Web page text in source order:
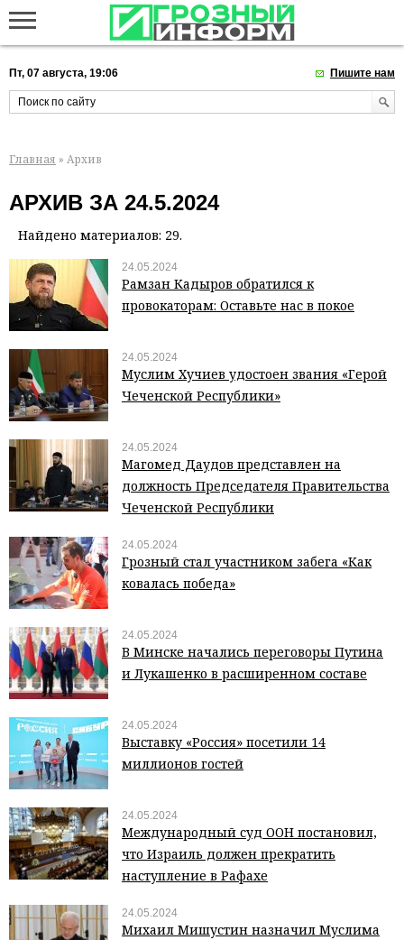
Пт, 07 августа, 19:06 Пишите нам
Главная » Архив
АРХИВ ЗА 24.5.2024
Найдено материалов: 29.
24.05.2024
Рамзан Кадыров обратился к
провокаторам: Оставьте нас в покое
24.05.2024
Муслим Хучиев удостоен звания «Герой
Чеченской Республики»
24.05.2024
Магомед Даудов представлен на
должность Председателя Правительства
Чеченской Республики
24.05.2024
Грозный стал участником забега «Как
ковалась победа»
24.05.2024
В Минске начались переговоры Путина
и Лукашенко в расширенном составе
24.05.2024
Выставку «Россия» посетили 14
миллионов гостей
24.05.2024
Международный суд ООН постановил,
что Израиль должен прекратить
наступление в Рафахе
24.05.2024
Михаил Мишустин назначил Муслима